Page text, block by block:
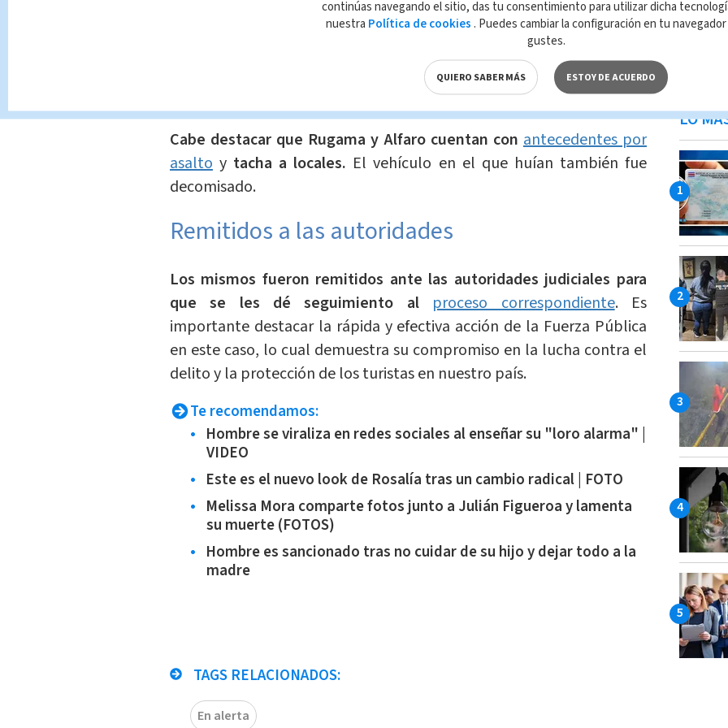
Te Recomendamos
Reanudan búsqueda de niña sustraída en
Redacción Multimedios
Cabe destacar que Rugama y Alfaro cuentan con antecedentes por
asaltoy tacha a locales. El vehículo en el que huían también fue
decomisado.
Remitidos a las autoridades
Los mismos fueron remitidos ante las autoridades judiciales para
que se les dé seguimiento al
proceso correspondiente. Es
importante destacar la rápida y efectiva acción de la Fuerza Pública
en este caso, lo cual demuestra su compromiso en la lucha contra el
delito y la protección de los turistas en nuestro país.
Te recomendamos:
Hombre se viraliza en redes sociales al enseñar su "loro alarma" |
VIDEO
Este es el nuevo look de Rosalía tras un cambio radical | FOTO
Melissa Mora comparte fotos junto a Julián Figueroa y lamenta
su muerte (FOTOS)
Hombre es sancionado tras no cuidar de su hijo y dejar todo a la
madre
TAGS RELACIONADOS:
En alerta
LO
continúas navegando el sitio, das tu consentimiento para utilizar dicha
nuestra Política de cookies . Puedes cambiar la configuración en tu
gustes.
QUIERO SABER MÁS ESTOY DE ACUERDO